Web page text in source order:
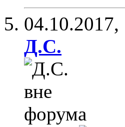
04.10.2017,
Д.С.